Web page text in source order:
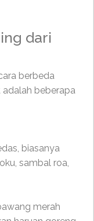
dari
berbeda
adalah beberapa
biasanya
sambal roa,
merah